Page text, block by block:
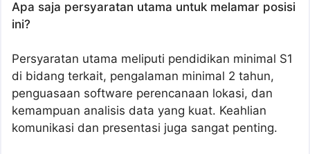
Apa saja persyaratan utama untuk melamar posisi
ini?
Persyaratan utama meliputi pendidikan minimal S1
di bidang terkait, pengalaman minimal 2 tahun,
penguasaan software perencanaan lokasi, dan
kemampuan analisis data yang kuat. Keahlian
komunikasi dan presentasi juga sangat penting.